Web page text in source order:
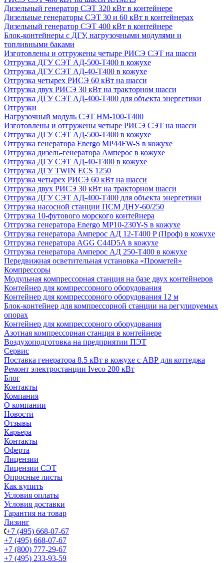
Дизельный генератор СЭТ 320 кВт в контейнере
Дизельные генераторы СЭТ 30 и 60 кВт в контейнерах
Дизельный генератор СЭТ 400 кВт в контейнере
Блок-контейнеры с ДГУ, нагрузочными модулями и
топливными баками
Изготовлены и отгружены четыре РИСЭ СЭТ на шасси
Отгрузка ДГУ СЭТ АД-500-Т400 в кожухе
Отгрузка ДГУ СЭТ АД-40-Т400 в кожухе
Отгрузка четырех РИСЭ 60 кВт на шасси
Отгрузка двух РИСЭ 30 кВт на тракторном шасси
Отгрузка ДГУ СЭТ АД-400-Т400 для объекта энергетики
Отгрузки
Нагрузочный модуль СЭТ НМ-100-Т400
Изготовлены и отгружены четыре РИСЭ СЭТ на шасси
Отгрузка ДГУ СЭТ АД-500-Т400 в кожухе
Отгрузка генератора Energo MP44FW-S в кожухе
Отгрузка дизель-генератора Амперос в кожухе
Отгрузка ДГУ СЭТ АД-40-Т400 в кожухе
Отгрузка ДГУ TWIN ECS 1250
Отгрузка четырех РИСЭ 60 кВт на шасси
Отгрузка двух РИСЭ 30 кВт на тракторном шасси
Отгрузка ДГУ СЭТ АД-400-Т400 для объекта энергетики
Отгрузка насосной станции ПСМ ДНУ-60/250
Отгрузка 10-футового морского контейнера
Отгрузка генератора Energo MP10-230Y-S в кожухе
Отгрузка генератора Амперос АД 12-Т400 P (Проф) в кожухе
Отгрузка генератора AGG C44D5A в кожухе
Отгрузка генератора Амперос АД 250-Т400 в кожухе
Передвижная осветительная установка «Прометей»
Компрессоры
Модульная компрессорная станция на базе двух контейнеров
Контейнер для компрессорного оборудования
Контейнер для компрессорного оборудования 12 м
Блок-контейнер для компрессорной станции на регулируемых
опорах
Контейнер для компрессорного оборудования
Азотная компрессорная станция в контейнере
Воздухоподготовка на предприятии ПЭТ
Сервис
Поставка генератора 8.5 кВт в кожухе с АВР для коттеджа
Ремонт электростанции Iveco 200 кВт
Блог
Контакты
Компания
О компании
Новости
Отзывы
Карьера
Контакты
Оферта
Лицензии
Лицензии СЭТ
Опросные листы
Как купить
Условия оплаты
Условия доставки
Гарантия на товар
Лизинг
+7 (495) 668-07-67
+7 (495) 668-07-67
+7 (800) 777-29-67
+7 (495) 233-93-59